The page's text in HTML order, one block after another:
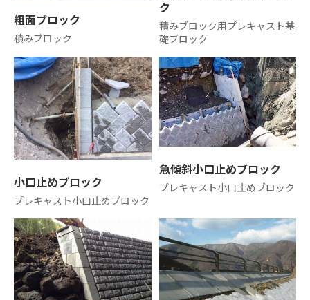
粗面ブロック
積みブロック
ク
積みブロック用プレキャスト基
礎ブロック
小口止めブロック
プレキャスト小口止めブロック
急傾斜小口止めブロック
プレキャスト小口止めブロック